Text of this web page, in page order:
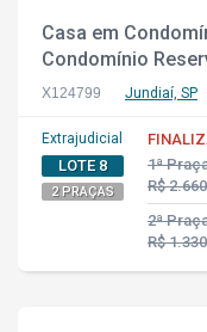
Casa em
Condomínio
X124799 Jundiaí, SP
Extrajudicial
LOTE 8
2 PRAÇAS
1ª
R$
2ª
R$